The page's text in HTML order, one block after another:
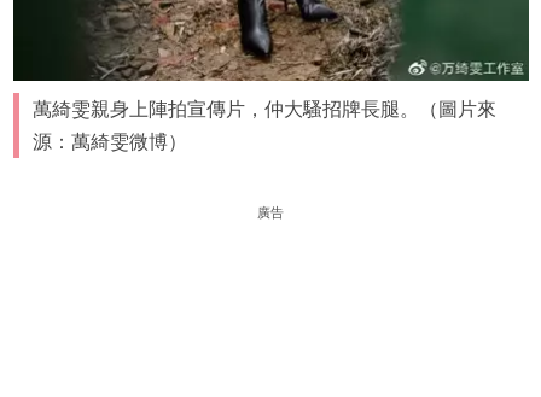
萬綺雯親身上陣拍宣傳片，仲大騷招牌長腿。（圖片來
源：萬綺雯微博）
廣告